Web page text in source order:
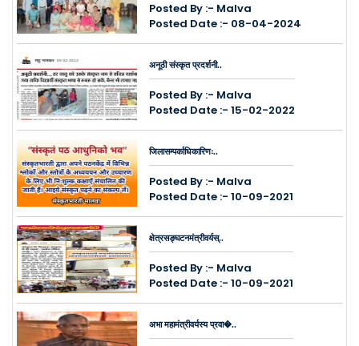
Posted By :- Malva
Posted Date :- 08-04-2024
अनूठी संस्कृत प्रदर्शनी..
Posted By :- Malva
Posted Date :- 15-02-2022
जिलासम्पर्काधिकारिणः..
Posted By :- Malva
Posted Date :- 10-09-2021
क्षेत्रसङ्घटनमंत्रीवर्यस्..
Posted By :- Malva
Posted Date :- 10-09-2021
अभा महामंत्रीवर्यस्य प्रवा�..